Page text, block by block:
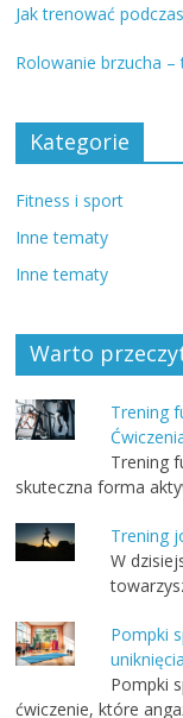
Jak trenować
Rolowanie brzucha –
Kategorie
Fitness i sport
Inne tematy
Inne tematy
Warto
Trening
Trening
skuteczna forma
Trening
W
Pompki
uniknięcia
Pompki
ćwiczenie, które